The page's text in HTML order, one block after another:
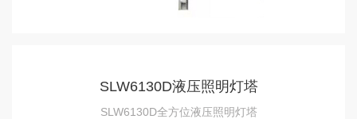
SLW6130D液压照明灯塔
SLW6130D全方位液压照明灯塔